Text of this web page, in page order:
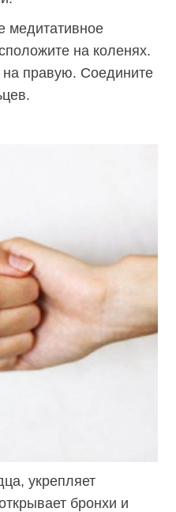
медитативное
на коленях.
правую. Соедините
укрепляет
бронхи и